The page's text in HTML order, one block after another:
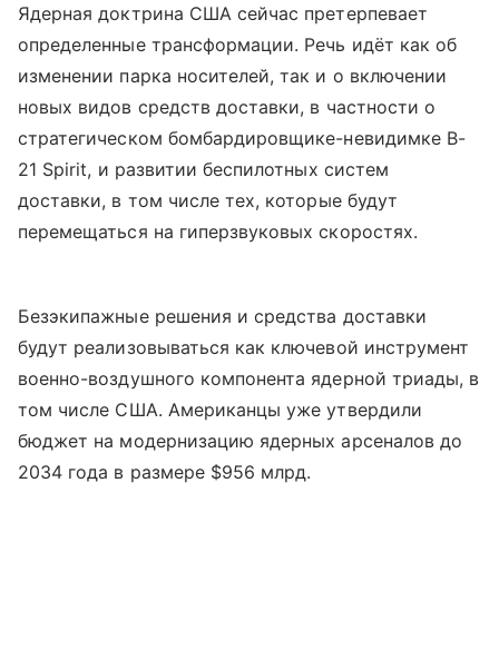
Ядерная доктрина США сейчас претерпевает
определенные трансформации. Речь идёт как об
изменении парка носителей, так и о включении
новых видов средств доставки, в частности о
стратегическом бомбардировщике-невидимке B-
21 Spirit, и развитии беспилотных систем
доставки, в том числе тех, которые будут
перемещаться на гиперзвуковых скоростях.
Безэкипажные решения и средства доставки
будут реализовываться как ключевой инструмент
военно-воздушного компонента ядерной триады, в
том числе США. Американцы уже утвердили
бюджет на модернизацию ядерных арсеналов до
2034 года в размере $956 млрд.